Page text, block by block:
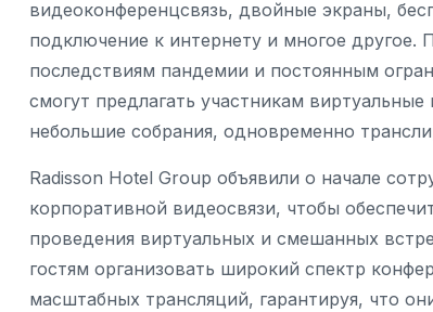
видеоконференцсвязь, двойные экраны,
подключение к интернету и многое другое.
последствиям пандемии и постоянным
смогут предлагать участникам
небольшие собрания, одновременно
Radisson Hotel Group объявили о начале
корпоративной видеосвязи, чтобы
проведения виртуальных и смешанных
гостям организовать широкий спектр
масштабных трансляций, гарантируя, что